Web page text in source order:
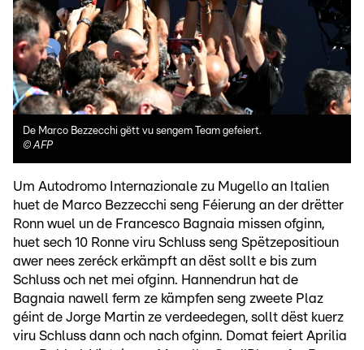
De Marco Bezzecchi gëtt vu sengem Team gefeiert.
©AFP
Um Autodromo Internazionale zu Mugello an Italien
huet de Marco Bezzecchi seng Féierung an der drëtter
Ronn wuel un de Francesco Bagnaia missen ofginn,
huet sech 10 Ronne viru Schluss seng Spëtzepositioun
awer nees zeréck erkämpft an dëst sollt e bis zum
Schluss och net mei ofginn. Hannendrun hat de
Bagnaia nawell ferm ze kämpfen seng zweete Plaz
géint de Jorge Martin ze verdeedegen, sollt dëst kuerz
viru Schluss dann och nach ofginn. Domat feiert Aprilia